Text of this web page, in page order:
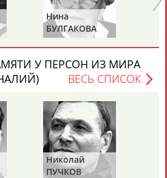
Камиль
АБДУЛАЗИЗОВ
Загалав
АБДУЛБЕКОВ
Магомед
АБДУЛКАГИРОВ
Назир
АБДУЛЛАЕВ
ПЕРСОНЫ
Нина
БУЛГАКОВА
У ПЕРСОН ИЗ МИРА
ВЕСЬ СПИСОК
Николай
ПУЧКОВ